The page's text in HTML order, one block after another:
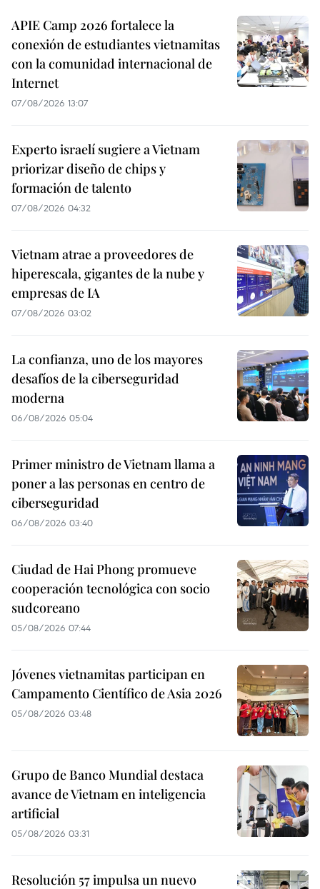
APIE Camp 2026 fortalece la
conexión de estudiantes vietnamitas
con la comunidad internacional de
Internet
07/08/2026 13:07
Experto israelí sugiere a Vietnam
priorizar diseño de chips y
formación de talento
07/08/2026 04:32
Vietnam atrae a proveedores de
hiperescala, gigantes de la nube y
empresas de IA
07/08/2026 03:02
La confianza, uno de los mayores
desafíos de la ciberseguridad
moderna
06/08/2026 05:04
Primer ministro de Vietnam llama a
poner a las personas en centro de
ciberseguridad
06/08/2026 03:40
Ciudad de Hai Phong promueve
cooperación tecnológica con socio
sudcoreano
05/08/2026 07:44
Jóvenes vietnamitas participan en
Campamento Científico de Asia 2026
05/08/2026 03:48
Grupo de Banco Mundial destaca
avance de Vietnam en inteligencia
artificial
05/08/2026 03:31
Resolución 57 impulsa un nuevo